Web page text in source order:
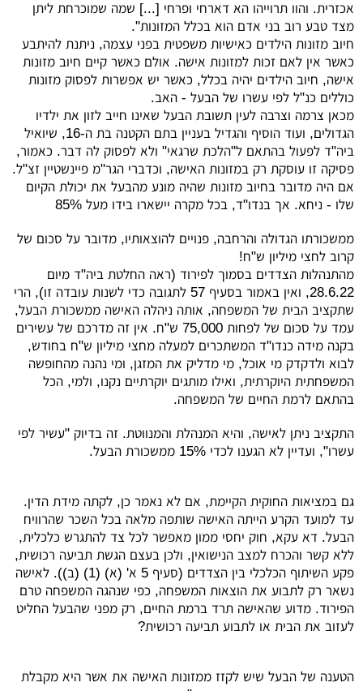
אכזרית. והוו תרוייהו הא דארחי ופרחי [...] שמה שמוכרחת ליתן
מצד טבע רוב בני אדם הוא בכלל המזונות".
חיוב מזונות הילדים כאישיות משפטית בפני עצמה, ניתנת להיתבע
כאשר אין לאם זכות למזונות אישה. אולם כאשר קיים חיוב מזונות
אישה, חיוב הילדים יהיה בכלל, כאשר יש אפשרות לפסוק מזונות
כוללים כנ"ל לפי עשרו של הבעל - האב.
מכאן צרמה וצרבה לעין תשובת הבעל שאינו חייב לזון את ילדיו
הגדולים, ועוד הוסיף והגדיל בעניין בתם הקטנה בת ה-16, שיואיל
ביה"ד לפעול בהתאם ל"הלכת שרגאי" ולא לפסוק לה דבר. כאמור,
פסיקה זו עוסקת רק במזונות האישה, וכדברי הגר"מ פיינשטיין זצ"ל.
אם היה מדובר בחיוב מזונות שהיה מונע מהבעל את יכולת הקיום
שלו - ניחא. אך בנדו"ד, בכל מקרה יישארו בידו מעל 85%
ממשכורתו הגדולה והרחבה, פנויים להוצאותיו, מדובר על סכום של
קרוב לחצי מיליון ש"ח!
מהתנהלות הצדדים בסמוך לפירוד (ראה החלטת ביה"ד מיום
28.6.22, ואין באמור בסעיף 57 לתגובה כדי לשנות עובדה זו), הרי
שתקציב הבית של המשפחה, אותה ניהלה האישה ממשכורת הבעל,
עמד על סכום של לפחות 75,000 ש"ח. אין זה מדרכם של עשירים
בקנה מידה כנדו"ד המשתכרים למעלה מחצי מיליון ש"ח בחודש,
לבוא ולדקדק מי אוכל, מי מדליק את המזגן, ומי נהנה מהחופשה
המשפחתית היוקרתית, ואילו מותגים יוקרתיים נקנו, ולמי, הכל
בהתאם לרמת החיים של המשפחה.
התקציב ניתן לאישה, והיא המנהלת והמנווטת. זה בדיוק "עשיר לפי
עשרו", ועדיין לא הגענו לכדי 15% ממשכורת הבעל.
גם במציאות החוקית הקיימת, אם לא נאמר כן, לקתה מידת הדין.
עד למועד הקרע הייתה האישה שותפה מלאה בכל השכר שהרוויח
הבעל. דא עקא, חוק יחסי ממון מאפשר לכל צד להתגרש כלכלית,
ללא קשר והכרח למצב הנישואין, ולכן בעצם הגשת תביעה רכושית,
פקע השיתוף הכלכלי בין הצדדים (סעיף 5 א' (א) (1) (ב)). לאישה
נשאר רק לתבוע את הוצאות המשפחה, כפי שנהגה המשפחה טרם
הפירוד. מדוע שהאישה תרד ברמת החיים, רק מפני שהבעל החליט
לעזוב את הבית או לתבוע תביעה רכושית?
הטענה של הבעל שיש לקזז ממזונות האישה את אשר היא מקבלת